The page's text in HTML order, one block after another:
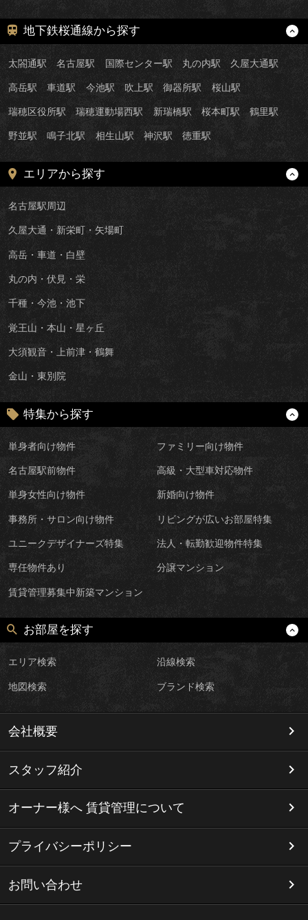
地下鉄桜通線から探す
太閤通駅 名古屋駅 国際センター駅 丸の内駅 久屋大通駅
高岳駅 車道駅 今池駅 吹上駅 御器所駅 桜山駅
瑞穂区役所駅 瑞穂運動場西駅 新瑞橋駅 桜本町駅 鶴里駅
野並駅 鳴子北駅 相生山駅 神沢駅 徳重駅
エリアから探す
名古屋駅周辺
久屋大通・新栄町・矢場町
高岳・車道・白壁
丸の内・伏見・栄
千種・今池・池下
覚王山・本山・星ヶ丘
大須観音・上前津・鶴舞
金山・東別院
特集から探す
単身者向け物件 ファミリー向け物件
名古屋駅前物件 高級・大型車対応物件
単身女性向け物件 新婚向け物件
事務所・サロン向け物件 リビングが広いお部屋特集
ユニークデザイナーズ特集 法人・転勤歓迎物件特集
専任物件あり 分譲マンション
賃貸管理募集中新築マンション
お部屋を探す
エリア検索 沿線検索
地図検索 ブランド検索
会社概要
スタッフ紹介
オーナー様へ 賃貸管理について
プライバシーポリシー
お問い合わせ